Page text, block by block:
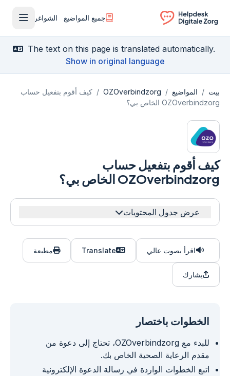
Ga naar de homepagina
جميع المواضيع الشواغر
فتح
The text on this page is translated automatically.
Show in original language
بيت / المواضيع /
OZOverbindzorg
/ كيف أقوم بتفعيل حساب
OZOverbindzorg الخاص بي؟
كيف أقوم بتفعيل حساب
OZOverbindzorg الخاص بي؟
عرض جدول المحتويات
اقرأ بصوت عالي Translate مطبعة
يشارك
الخطوات باختصار
للبدء مع OZOverbindzorg، تحتاج إلى دعوة من
مقدم الرعاية الصحية الخاص بك.
اتبع الخطوات الواردة في رسالة الدعوة الإلكترونية